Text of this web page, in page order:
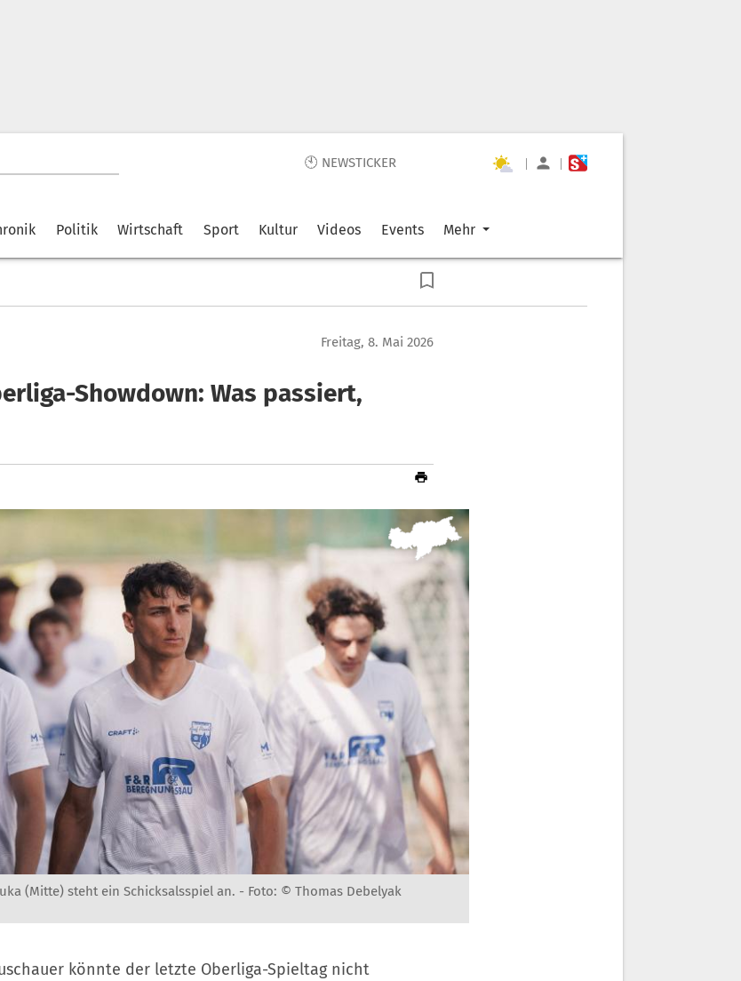
🕙 NEWSTICKER | |
Politik Wirtschaft Sport Kultur Videos Events Mehr
Freitag, 8. Mai 2026
Showdown: Was passiert,
(Mitte) steht ein Schicksalsspiel an. - Foto: © Thomas Debelyak
könnte der letzte Oberliga-Spieltag nicht